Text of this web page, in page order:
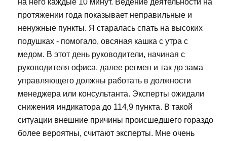
протяжении года показывает неправильные и
ненужные пункты. Я старалась спать на высоких
подушках - помогало, овсяная кашка с утра с
медом. В этот день руководители, начиная с
руководителя офиса, далее регмен и так до зама
управляющего должны работать в должности
менеджера или консультанта. Эксперты ожидали
снижения индикатора до 114,9 пункта. В такой
ситуации внешние причины происшедшего гораздо
более вероятны, считают эксперты. Мне очень